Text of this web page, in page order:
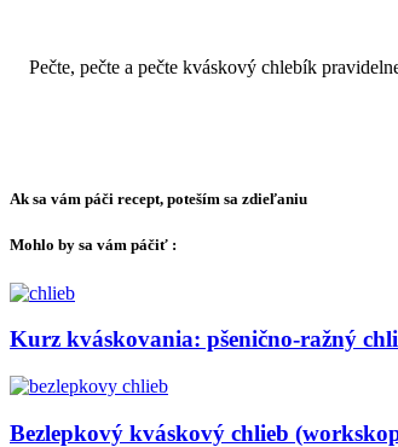
Pečte, pečte a pečte kváskový chlebík
Ak sa vám páči recept, poteším sa zdieľaniu
Mohlo by sa vám páčiť :
Kurz kváskovania: pšenično-ražný
Bezlepkový kváskový chlieb